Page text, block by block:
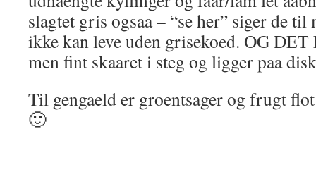
slagtet gris ogsaa – “se her” siger de
ikke kan leve uden grisekoed. OG
men fint skaaret i steg og ligger paa
Til gengaeld er groentsager og frugt
🙂